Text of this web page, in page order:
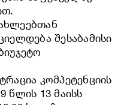
შესაბამისი
კომპეტენციის
წლის 13 მაისს